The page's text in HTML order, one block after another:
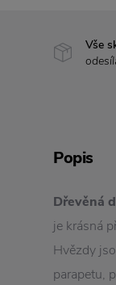
Vše
Popis
Dřevěná
je krásná
Hvězdy
parapetu,